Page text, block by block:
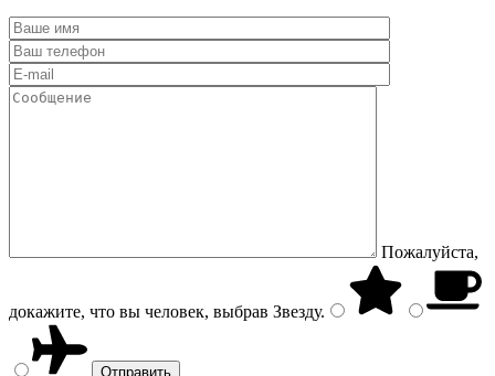
Пожалуйста,
докажите, что вы человек, выбрав Звезду.